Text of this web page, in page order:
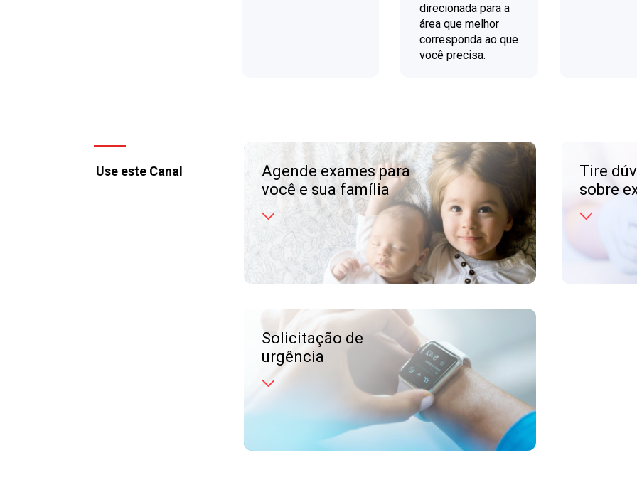
direcionada para a
área que melhor
corresponda ao que
você precisa.
Use este Canal
Agende exames para
você e sua família
(61) 4004.8003
Tire
sobre
Solicitação de
urgência